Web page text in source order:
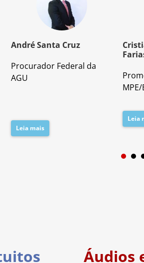
André Santa Cruz
Procurador Federal da
AGU
Leia mais
MPE/
Leia
Áudios